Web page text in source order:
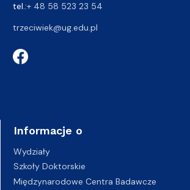
tel.:+ 48 58 523 23 54
trzeciwiek@ug.edu.pl
Informacje o
Wydziały
Szkoły Doktorskie
Międzynarodowe Centra Badawcze